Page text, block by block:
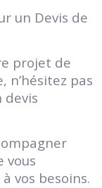
un Devis de
projet de
n’hésitez pas
devis
vous
vos besoins.